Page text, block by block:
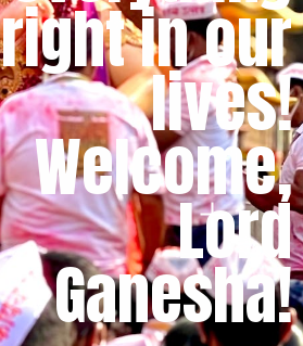
right in our
lives!
Welcome,
Lord
Ganesha!